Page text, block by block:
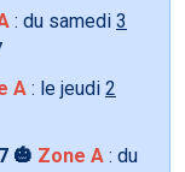
: du samedi 3
A : le jeudi 2
🎃 Zone A : du